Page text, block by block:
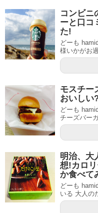
コンビニ
ーと口コ
た!
どーも
様いかがお
モスチー
おいしい
どーも
チーズバー
明治、大
想!カロ
か食べて
どーも
いる 大人の